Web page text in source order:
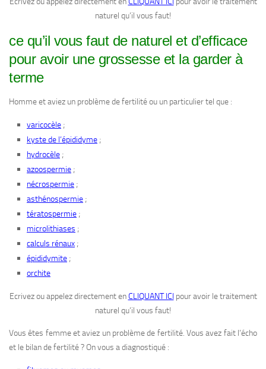
naturel qu’il vous faut!
ce qu’il vous faut de naturel et d’efficace
pour avoir une grossesse et la garder à
terme
Homme et aviez un problème de fertilité ou un particulier tel que :
varicocèle ;
kyste de l’épididyme ;
hydrocèle ;
azoospermie ;
nécrospermie ;
asthénospermie ;
tératospermie ;
microlithiases ;
calculs rénaux ;
épididymite ;
orchite
Ecrivez ou appelez directement enCLIQUANT ICI pour avoir le traitement
naturel qu’il vous faut!
Vous êtes femme et aviez un problème de fertilité. Vous avez fait l’écho
et le bilan de fertilité ? On vous a diagnostiqué :